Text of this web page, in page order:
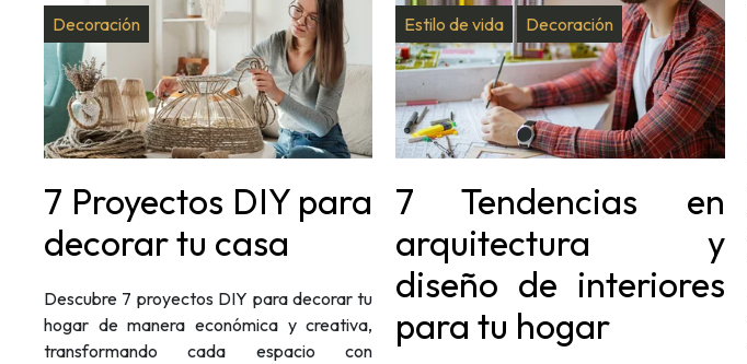
Decoración
7 Proyectos DIY para
decorar tu casa
Descubre 7 proyectos DIY para decorar tu
hogar de manera económica y creativa,
transformando cada espacio con
Estilo de vida Decoración
7 Tendencias en
arquitectura y
diseño de interiores
para tu hogar